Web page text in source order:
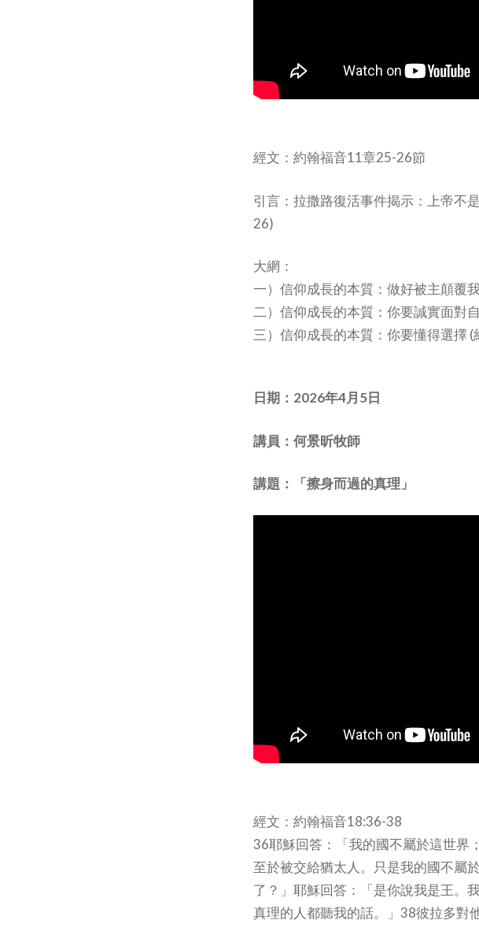
經文：約翰福音11章25-26節
引言：拉撒路復活事件揭示：上帝不
26)
大網：
一）信仰成長的本質：做好被主顛覆
二）信仰成長的本質：你要誠實面對
三）信仰成長的本質：你要懂得選擇
日期：2026年4月5日
講員：何景昕牧師
講題：「擦身而過的真理」
經文：約翰福音18:36-38
36耶穌回答：「我的國不屬於這世界
至於被交給猶太人。只是我的國不屬
了？」耶穌回答：「是你說我是王。
真理的人都聽我的話。」38彼拉多對